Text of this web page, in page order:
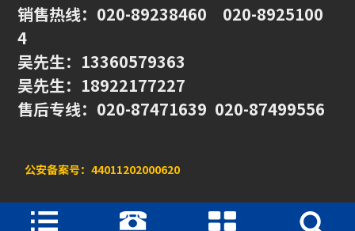
销售热线：020-89238460 020-8925100
4
吴先生：13360579363
吴先生：18922177227
售后专线：020-87471639 020-87499556
公安备案号：44011202000620